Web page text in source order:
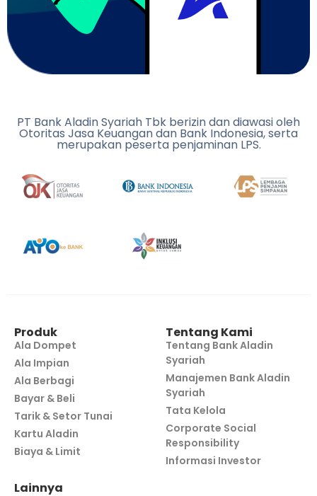
PT Bank Aladin Syariah Tbk berizin dan diawasi oleh
Otoritas Jasa Keuangan dan Bank Indonesia, serta
merupakan peserta penjaminan LPS.
Produk
Ala Dompet
Ala Impian
Ala Berbagi
Bayar & Beli
Tarik & Setor Tunai
Kartu Aladin
Biaya & Limit
Tentang Kami
Tentang Bank Aladin
Syariah
Manajemen Bank Aladin
Syariah
Tata Kelola
Corporate Social
Responsibility
Informasi Investor
Lainnya